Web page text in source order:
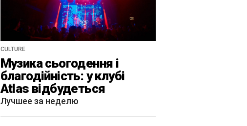
CULTURE
Музика сьогодення і
благодійність: у клубі
Atlas відбудеться
весняний «ГОМІН»
Лучшее за неделю